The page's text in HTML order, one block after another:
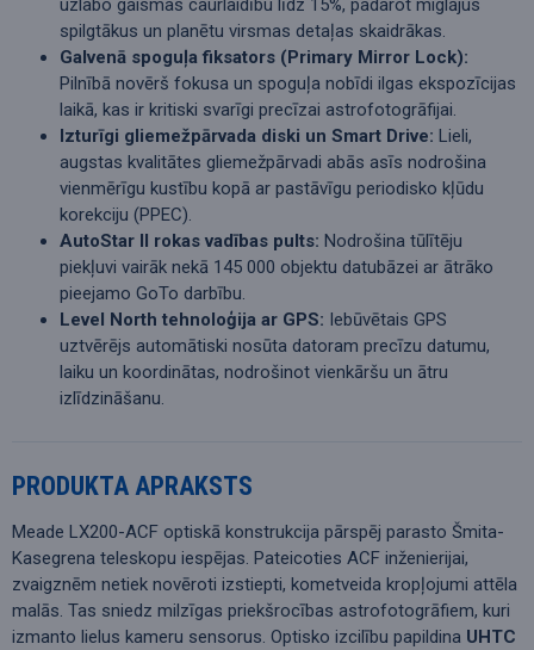
uzlabo gaismas caurlaidību līdz 15%, padarot miglājus
spilgtākus un planētu virsmas detaļas skaidrākas.
Galvenā spoguļa fiksators (Primary Mirror Lock):
Pilnībā novērš fokusa un spoguļa nobīdi ilgas ekspozīcijas
laikā, kas ir kritiski svarīgi precīzai astrofotogrāfijai.
Izturīgi gliemežpārvada diski un Smart Drive: Lieli,
augstas kvalitātes gliemežpārvadi abās asīs nodrošina
vienmērīgu kustību kopā ar pastāvīgu periodisko kļūdu
korekciju (PPEC).
AutoStar II rokas vadības pults: Nodrošina tūlītēju
piekļuvi vairāk nekā 145 000 objektu datubāzei ar ātrāko
pieejamo GoTo darbību.
Level North tehnoloģija ar GPS: Iebūvētais GPS
uztvērējs automātiski nosūta datoram precīzu datumu,
laiku un koordinātas, nodrošinot vienkāršu un ātru
izlīdzināšanu.
PRODUKTA APRAKSTS
Meade LX200-ACF optiskā konstrukcija pārspēj parasto Šmita-
Kasegrena teleskopu iespējas. Pateicoties ACF inženierijai,
zvaigznēm netiek novēroti izstiepti, kometveida kropļojumi attēla
malās. Tas sniedz milzīgas priekšrocības astrofotogrāfiem, kuri
izmanto lielus kameru sensorus. Optisko izcilību papildina UHTC